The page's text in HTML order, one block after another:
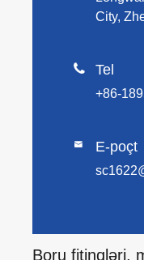
City,
 Tel
+86-
 E-poçt
Boru fitinqləri,